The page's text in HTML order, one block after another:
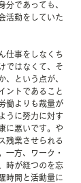
分であっても、
活動をしていた
仕事をしなくち
ではなくて、そ
、という点が、
ントであること
働よりも裁量が
うに努力に対す
に悪いです。や
残業させられる
一方、ワーク・
時が経つのを忘
時間と活動量に